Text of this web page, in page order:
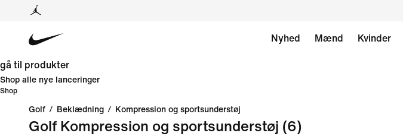
Nyhed Mænd Kvinder
gå til produkter
Shop alle nye lanceringer
Shop
Golf / Beklædning / Kompression og sportsunderstøj
Golf Kompression og sportsunderstøj (6)